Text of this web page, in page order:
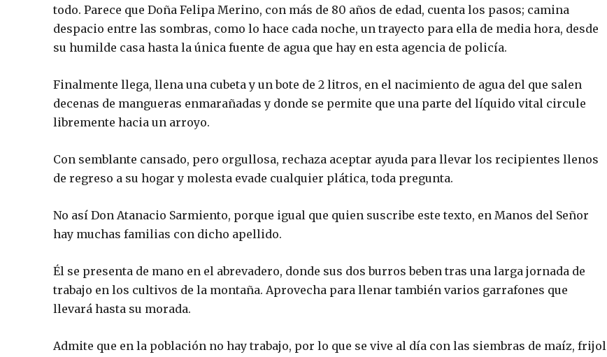
todo. Parece que Doña Felipa Merino, con más de 80 años de edad, cuenta los pasos; camina
despacio entre las sombras, como lo hace cada noche, un trayecto para ella de media hora, desde
su humilde casa hasta la única fuente de agua que hay en esta agencia de policía.
Finalmente llega, llena una cubeta y un bote de 2 litros, en el nacimiento de agua del que salen
decenas de mangueras enmarañadas y donde se permite que una parte del líquido vital circule
libremente hacia un arroyo.
Con semblante cansado, pero orgullosa, rechaza aceptar ayuda para llevar los recipientes llenos
de regreso a su hogar y molesta evade cualquier plática, toda pregunta.
No así Don Atanacio Sarmiento, porque igual que quien suscribe este texto, en Manos del Señor
hay muchas familias con dicho apellido.
Él se presenta de mano en el abrevadero, donde sus dos burros beben tras una larga jornada de
trabajo en los cultivos de la montaña. Aprovecha para llenar también varios garrafones que
llevará hasta su morada.
Admite que en la población no hay trabajo, por lo que se vive al día con las siembras de maíz, frijol